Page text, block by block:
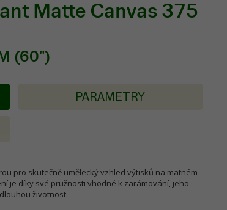
Matte Canvas 375
(60")
PARAMETRY
pro skutečně umělecký vzhled výtisků na matném
je díky své pružnosti vhodné k zarámování, jeho
životnost.